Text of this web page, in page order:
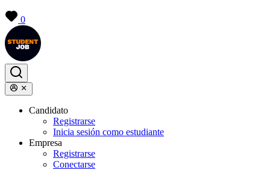
0
Candidato
Registrarse
Inicia sesión como estudiante
Empresa
Registrarse
Conectarse